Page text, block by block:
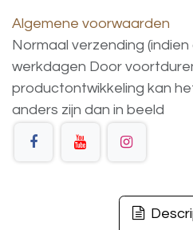
Algemene voorwaarden
Normaal verzending
werkdagen Door
productontwikkeling kan
anders zijn dan in beeld